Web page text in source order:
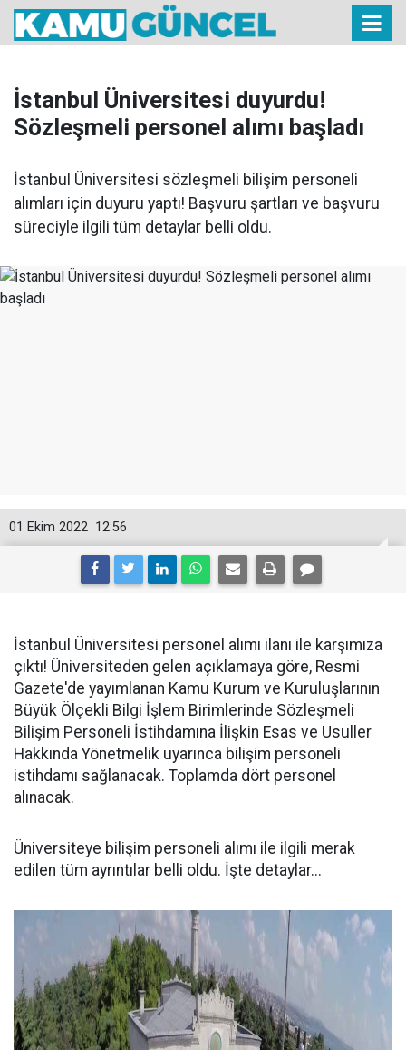
İstanbul Üniversitesi duyurdu!
Sözleşmeli personel alımı başladı
İstanbul Üniversitesi sözleşmeli bilişim personeli
alımları için duyuru yaptı! Başvuru şartları ve başvuru
süreciyle ilgili tüm detaylar belli oldu.
12:56
01 Ekim 2022
İstanbul Üniversitesi personel alımı ilanı ile karşımıza
çıktı! Üniversiteden gelen açıklamaya göre, Resmi
Gazete'de yayımlanan Kamu Kurum ve Kuruluşlarının
Büyük Ölçekli Bilgi İşlem Birimlerinde Sözleşmeli
Bilişim Personeli İstihdamına İlişkin Esas ve Usuller
Hakkında Yönetmelik uyarınca bilişim personeli
istihdamı sağlanacak. Toplamda dört personel
alınacak.
Üniversiteye bilişim personeli alımı ile ilgili merak
edilen tüm ayrıntılar belli oldu. İşte detaylar...